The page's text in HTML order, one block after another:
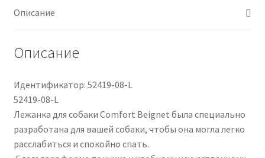
Описание
Описание
Идентификатор: 52419-08-L
52419-08-L
Лежанка для собаки Comfort Beignet была специально
разработана для вашей собаки, чтобы она могла легко
расслабиться и спокойно спать.